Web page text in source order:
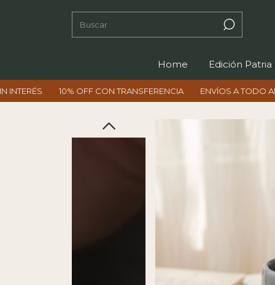
Home Edición Patria
10% OFF CON TRANSFERENCIA ENVÍOS A TODO ARGENTINA